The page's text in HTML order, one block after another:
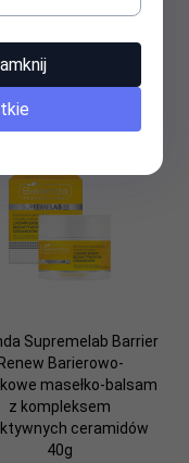
nawilżający z
41,
Supremelab Barrier
Renew Barierowo-
masełko-balsam
z kompleksem
ceramidów
40g